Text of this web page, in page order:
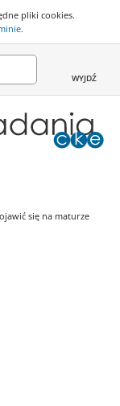
pliki cookies.
.
WYJDŹ
się na maturze